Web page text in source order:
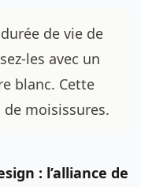
de vie de
les avec un
blanc. Cette
moisissures.
: l’alliance de